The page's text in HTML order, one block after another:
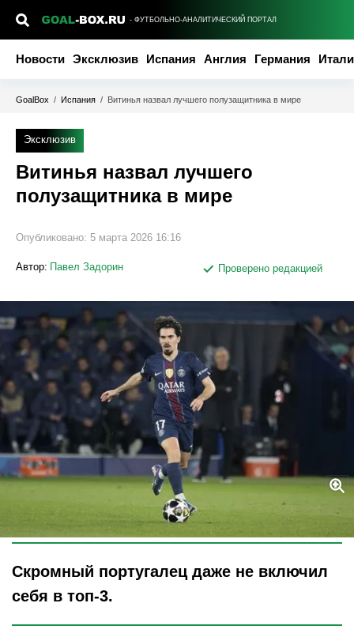
- ФУТБОЛЬНО-АНАЛИТИЧЕСКИЙ ПОРТАЛ
Новости Эксклюзив Испания Англия Германия
GoalBox / Испания / Витинья назвал лучшего полузащитника в мире
Эксклюзив
Витинья назвал лучшего
полузащитника в мире
Опубликовано: 5 марта 2026 16:16
Автор: Павел Задорин Проверено редакцией
Legion-Media
Скромный португалец даже не включил
себя в топ-3.